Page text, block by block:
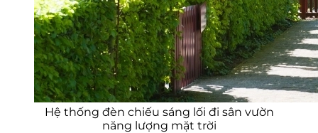
Hệ thống đèn chiếu sáng lối đi sân vườn
năng lượng mặt trời